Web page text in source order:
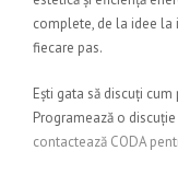
complete, de la idee
fiecare pas.
Ești gata să discuți
Programează o
contactează CODA